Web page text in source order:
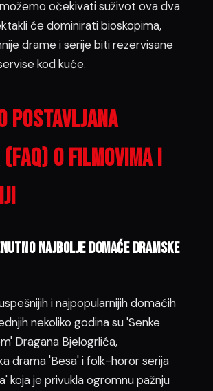
očekivati suživot ova dva
će dominirati bioskopima,
drame i serije biti rezervisane
kod kuće.
postavljana
o filmovima i
najbolje domaće dramske
i najpopularnijih domaćih
nekoliko godina su 'Senke
Dragana Bjelogrlića,
drama 'Besa' i folk-horor serija
koja je privukla ogromnu pažnju